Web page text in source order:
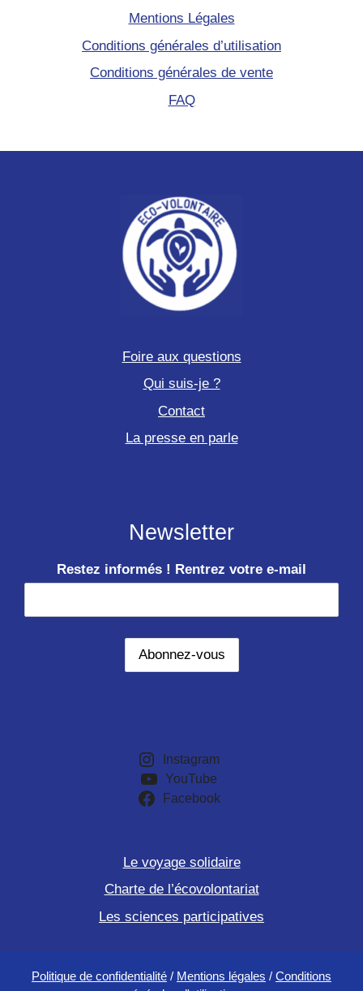
Mentions Légales
Conditions générales d’utilisation
Conditions générales de vente
FAQ
Foire aux questions
Qui suis-je ?
Contact
La presse en parle
Newsletter
Restez informés ! Rentrez votre e-mail
Instagram
YouTube
Facebook
Le voyage solidaire
Charte de l’écovolontariat
Les sciences participatives
Politique de confidentialité / Mentions légales / Conditions